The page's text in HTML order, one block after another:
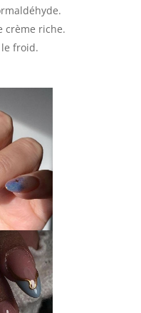
crème riche.
froid.